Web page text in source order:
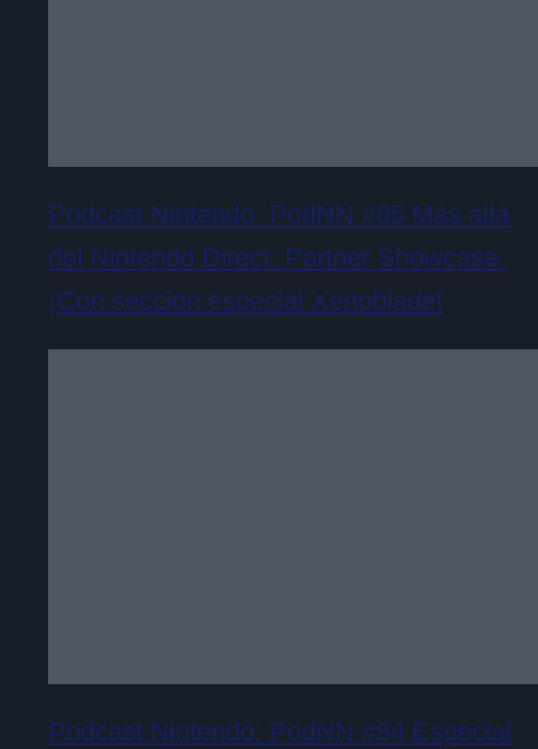
Podcast Nintendo: PodNN #85 Más allá
del Nintendo Direct: Partner Showcase.
¡Con sección especial Xenoblade!
Podcast Nintendo: PodNN #84 Especial